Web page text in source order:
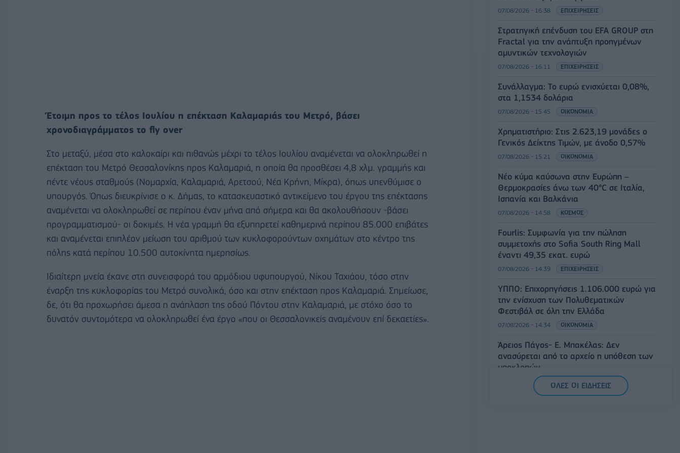
Έτοιμη προς το τέλος Ιουλίου η επέκταση Καλαμαριάς του Μετρό, βάσει
χρονοδιαγράμματος το fly over
Στο μεταξύ, μέσα στο καλοκαίρι και πιθανώς μέχρι το τέλος Ιουλίου αναμένεται να ολοκληρωθεί η
επέκταση του Μετρό Θεσσαλονίκης προς Καλαμαριά, η οποία θα προσθέσει 4,8 χλμ. γραμμής και
πέντε νέους σταθμούς (Νομαρχία, Καλαμαριά, Αρετσού, Νέα Κρήνη, Μίκρα), όπως υπενθύμισε ο
υπουργός. Όπως διευκρίνισε ο κ. Δήμας, το κατασκευαστικό αντικείμενο του έργου της επέκτασης
αναμένεται να ολοκληρωθεί σε περίπου έναν μήνα από σήμερα και θα ακολουθήσουν -βάσει
προγραμματισμού- οι δοκιμές. Η νέα γραμμή θα εξυπηρετεί καθημερινά περίπου 85.000 επιβάτες
και αναμένεται επιπλέον μείωση του αριθμού των κυκλοφορούντων οχημάτων στο κέντρο της
πόλης κατά περίπου 10.500 αυτοκίνητα ημερησίως.
Ιδιαίτερη μνεία έκανε στη συνεισφορά του αρμόδιου υφυπουργού, Νίκου Ταχιάου, τόσο στην
έναρξη της κυκλοφορίας του Μετρό συνολικά, όσο και στην επέκταση προς Καλαμαριά. Σημείωσε,
δε, ότι θα προχωρήσει άμεσα η ανάπλαση της οδού Πόντου στην Καλαμαριά, με στόχο όσο το
δυνατόν συντομότερα να ολοκληρωθεί ένα έργο «που οι Θεσσαλονικείς αναμένουν επί δεκαετίες».
07/08/2026 - 16:38 ΕΠΙΧΕΙΡΗΣΕΙΣ
Στρατηγική επένδυση του EFA GROUP στη
Fractal για την ανάπτυξη προηγμένων
αμυντικών τεχνολογιών
07/08/2026 - 16:11 ΕΠΙΧΕΙΡΗΣΕΙΣ
Συνάλλαγμα: Το ευρώ ενισχύεται 0,08%,
στα 1,1534 δολάρια
07/08/2026 - 15:45 ΟΙΚΟΝΟΜΙΑ
Χρηματιστήριο: Στις 2.623,19 μονάδες ο
Γενικός Δείκτης Τιμών, με άνοδο 0,57%
07/08/2026 - 15:21 ΟΙΚΟΝΟΜΙΑ
Νέο κύμα καύσωνα στην Ευρώπη –
Θερμοκρασίες άνω των 40°C σε Ιταλία,
Ισπανία και Βαλκάνια
07/08/2026 - 14:58 ΚΟΣΜΟΣ
Fourlis: Συμφωνία για την πώληση
συμμετοχής στο Sofia South Ring Mall
έναντι 49,35 εκατ. ευρώ
07/08/2026 - 14:39 ΕΠΙΧΕΙΡΗΣΕΙΣ
ΥΠΠΟ: Επιχορηγήσεις 1.106.000 ευρώ για
την ενίσχυση των Πολυθεματικών
Φεστιβάλ σε όλη την Ελλάδα
07/08/2026 - 14:34 ΟΙΚΟΝΟΜΙΑ
Άρειος Πάγος- Ε. Μπακέλας: Δεν
ανασύρεται από το αρχείο η υπόθεση των
υποκλοπών
07/08/2026 - 14:11
ΟΛΕΣ ΟΙ ΕΙΔΗΣΕΙΣ